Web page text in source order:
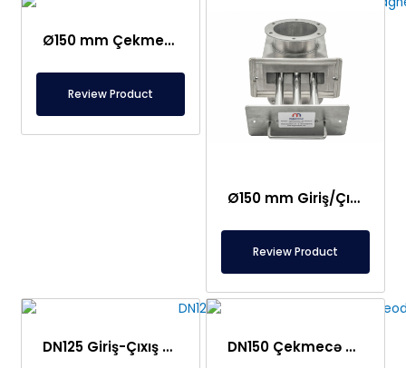
Ø150 mm Çekmecə Maqniti Ayırıcı
Review Product
Ø150 mm Giriş/Çıxış Ferrit Maqnit Çekmecə Separatoru – Tam Paslanmaz Polad
Review Product
DN125 Giriş-Çıxış Çekmece Tipli Neodim Maqnit Separatoru – Tam Paslanmaz Polad – 150°C Davamlı DN150 Çekmecə Maqnit Separatoru – Neodim – Tam Paslanmaz – Qida Təhlükəsizliyi